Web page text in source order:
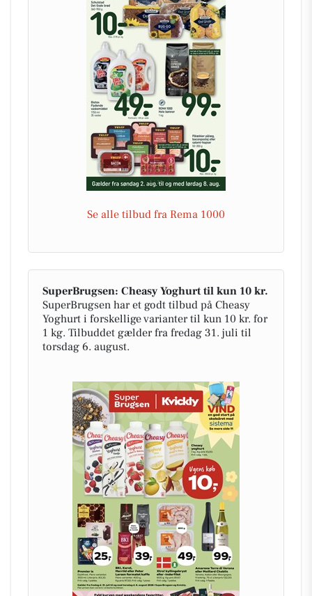
Se alle tilbud fra Rema 1000
SuperBrugsen: Cheasy Yoghurt til kun 10 kr.
SuperBrugsen har et godt tilbud på Cheasy
Yoghurt i forskellige varianter til kun 10 kr. for
1 kg. Tilbuddet gælder fra fredag 31. juli til
torsdag 6. august.